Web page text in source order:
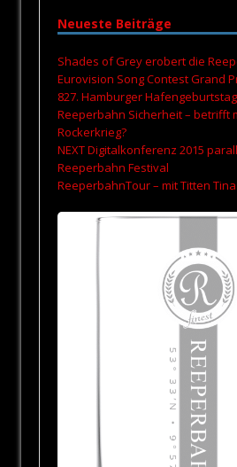
Neueste Beiträge
Shades of Grey erobert die
Eurovision Song Contest Grand
827. Hamburger Hafengeburtstag
Reeperbahn Sicherheit – betrifft
Rockerkrieg?
NEXT Digitalkonferenz 2015
Reeperbahn Festival
ReeperbahnTour – mit Titten